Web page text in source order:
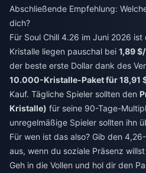
Abschließende Empfehlung:
dich?
Für Soul Chill 4.26 im Juni 2026
Kristalle liegen pauschal bei 1,89
der beste erste Dollar dank des
10.000-Kristalle-Paket für 18,91
Kauf. Tägliche Spieler sollten den
Kristalle) für seine 90-Tage-
unregelmäßige Spieler sollten ihn
Für wen ist das also? Gib den
aus, wenn du soziale Präsenz
Geh in die Vollen und hol dir den